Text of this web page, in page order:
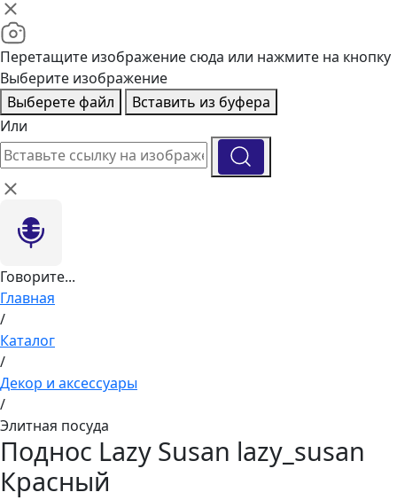
Перетащите изображение сюда или нажмите на кнопку
Выберите изображение
Выберете файл
Вставить из буфера
Или
Говорите...
Главная
/
Каталог
/
Декор и аксессуары
/
Элитная посуда
Поднос Lazy Susan lazy_susan
Красный